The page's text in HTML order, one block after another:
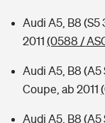
Audi A5, B8 (S5
2011 (0588 /
Audi A5, B8 (A5
Coupe, ab 2011
Audi A5, B8 (A5